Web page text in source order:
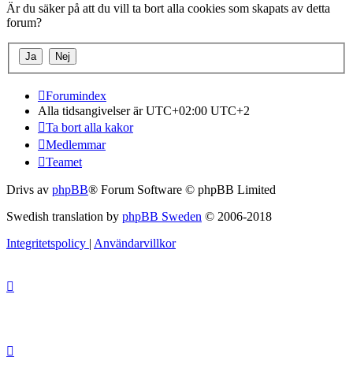
Är du säker på att du vill ta bort alla cookies som skapats av detta
forum?
Forumindex
Alla tidsangivelser är UTC+02:00 UTC+2
Ta bort alla kakor
Medlemmar
Teamet
Drivs av phpBB® Forum Software © phpBB Limited
Swedish translation by phpBB Sweden © 2006-2018
Integritetspolicy | Användarvillkor